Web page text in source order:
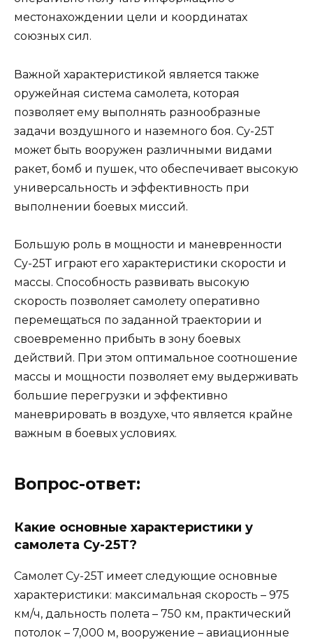
местонахождении цели и координатах
союзных сил.
Важной характеристикой является также
оружейная система самолета, которая
позволяет ему выполнять разнообразные
задачи воздушного и наземного боя. Су-25Т
может быть вооружен различными видами
ракет, бомб и пушек, что обеспечивает высокую
универсальность и эффективность при
выполнении боевых миссий.
Большую роль в мощности и маневренности
Су-25Т играют его характеристики скорости и
массы. Способность развивать высокую
скорость позволяет самолету оперативно
перемещаться по заданной траектории и
своевременно прибыть в зону боевых
действий. При этом оптимальное соотношение
массы и мощности позволяет ему выдерживать
большие перегрузки и эффективно
маневрировать в воздухе, что является крайне
важным в боевых условиях.
Вопрос-ответ:
Какие основные характеристики у
самолета Су-25Т?
Самолет Су-25Т имеет следующие основные
характеристики: максимальная скорость – 975
км/ч, дальность полета – 750 км, практический
потолок – 7,000 м, вооружение – авиационные